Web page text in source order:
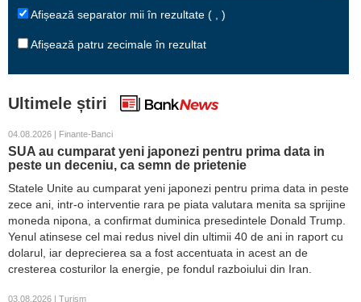
Afișează separator mii în rezultate ( , )
Afișează patru zecimale în rezultat
Ultimele știri
04.08.2026 | Finante-Banci
SUA au cumparat yeni japonezi pentru prima data in
peste un deceniu, ca semn de prietenie
Statele Unite au cumparat yeni japonezi pentru prima data in peste
zece ani, intr-o interventie rara pe piata valutara menita sa sprijine
moneda nipona, a confirmat duminica presedintele Donald Trump.
Yenul atinsese cel mai redus nivel din ultimii 40 de ani in raport cu
dolarul, iar deprecierea sa a fost accentuata in acest an de
cresterea costurilor la energie, pe fondul razboiului din Iran.
03.08.2026 | Turism